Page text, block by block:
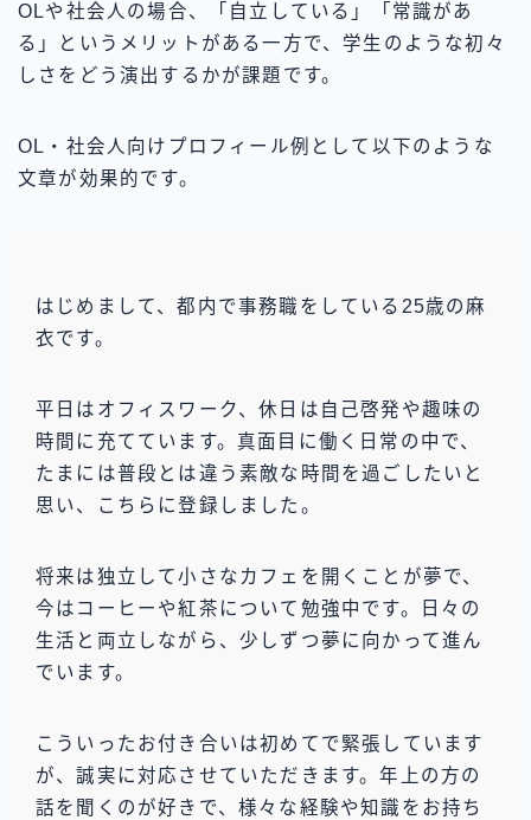
OLや社会人の場合、「自立している」「常識があ
る」というメリットがある一方で、学生のような初々
しさをどう演出するかが課題です。
OL・社会人向けプロフィール例として以下のような
文章が効果的です。
はじめまして、都内で事務職をしている25歳の麻
衣です。
平日はオフィスワーク、休日は自己啓発や趣味の
時間に充てています。真面目に働く日常の中で、
たまには普段とは違う素敵な時間を過ごしたいと
思い、こちらに登録しました。
将来は独立して小さなカフェを開くことが夢で、
今はコーヒーや紅茶について勉強中です。日々の
生活と両立しながら、少しずつ夢に向かって進ん
でいます。
こういったお付き合いは初めてで緊張しています
が、誠実に対応させていただきます。年上の方の
話を聞くのが好きで、様々な経験や知識をお持ち